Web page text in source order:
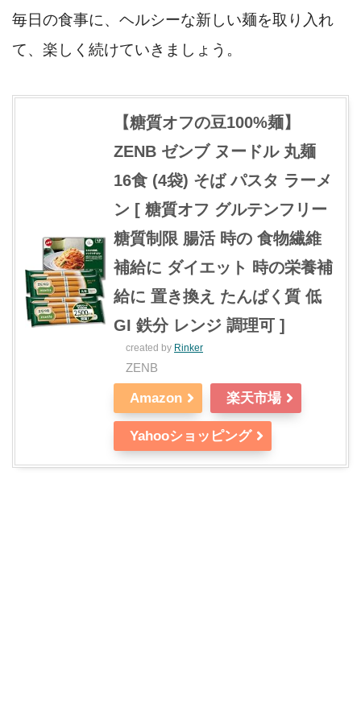
毎日の食事に、ヘルシーな新しい麺を取り入れ
て、楽しく続けていきましょう。
【糖質オフの豆100%麺】
ZENB ゼンブ ヌードル 丸麺
16食 (4袋) そば パスタ ラーメ
ン [ 糖質オフ グルテンフリー
糖質制限 腸活 時の 食物繊維
補給に ダイエット 時の栄養補
給に 置き換え たんぱく質 低
GI 鉄分 レンジ 調理可 ]
created by Rinker
ZENB
Amazon 楽天市場
Yahooショッピング